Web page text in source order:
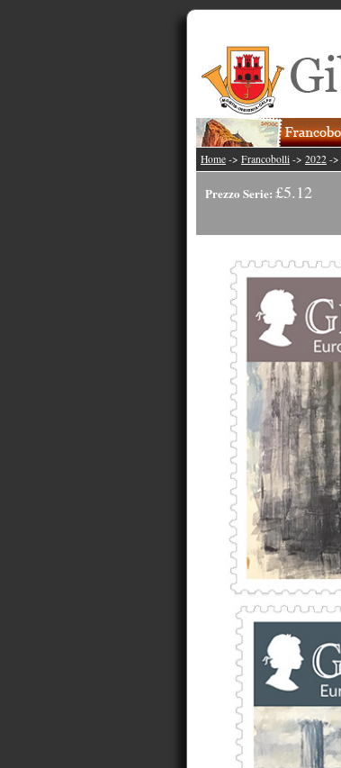
Home -> Francobolli -> 2022 ->
Prezzo Serie: £5.12